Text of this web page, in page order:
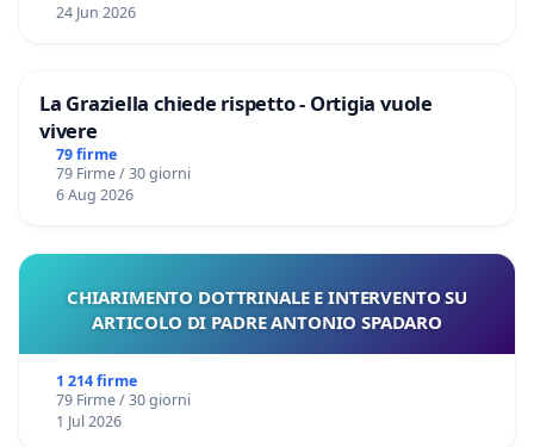
24 Jun 2026
La Graziella chiede rispetto - Ortigia vuole
vivere
79 firme
79 Firme / 30 giorni
6 Aug 2026
CHIARIMENTO DOTTRINALE E INTERVENTO SU
ARTICOLO DI PADRE ANTONIO SPADARO
1 214 firme
79 Firme / 30 giorni
1 Jul 2026